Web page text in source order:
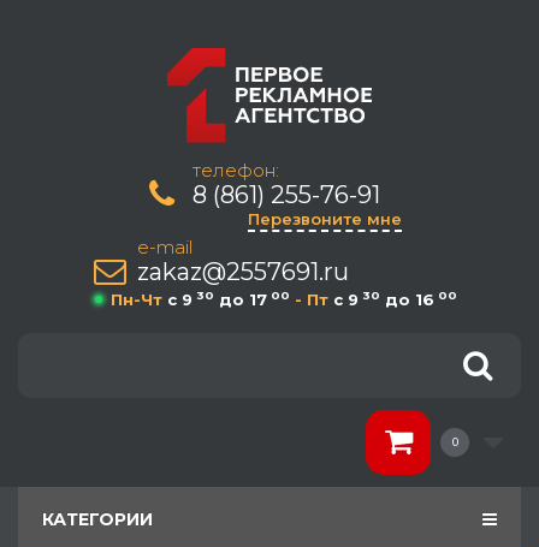
телефон:
8 (861) 255-76-91
Перезвоните мне
e-mail
zakaz@2557691.ru
Пн-Чт c 9 30 до 17 00 - Пт c 9 30 до 16 00
0
КАТЕГОРИИ